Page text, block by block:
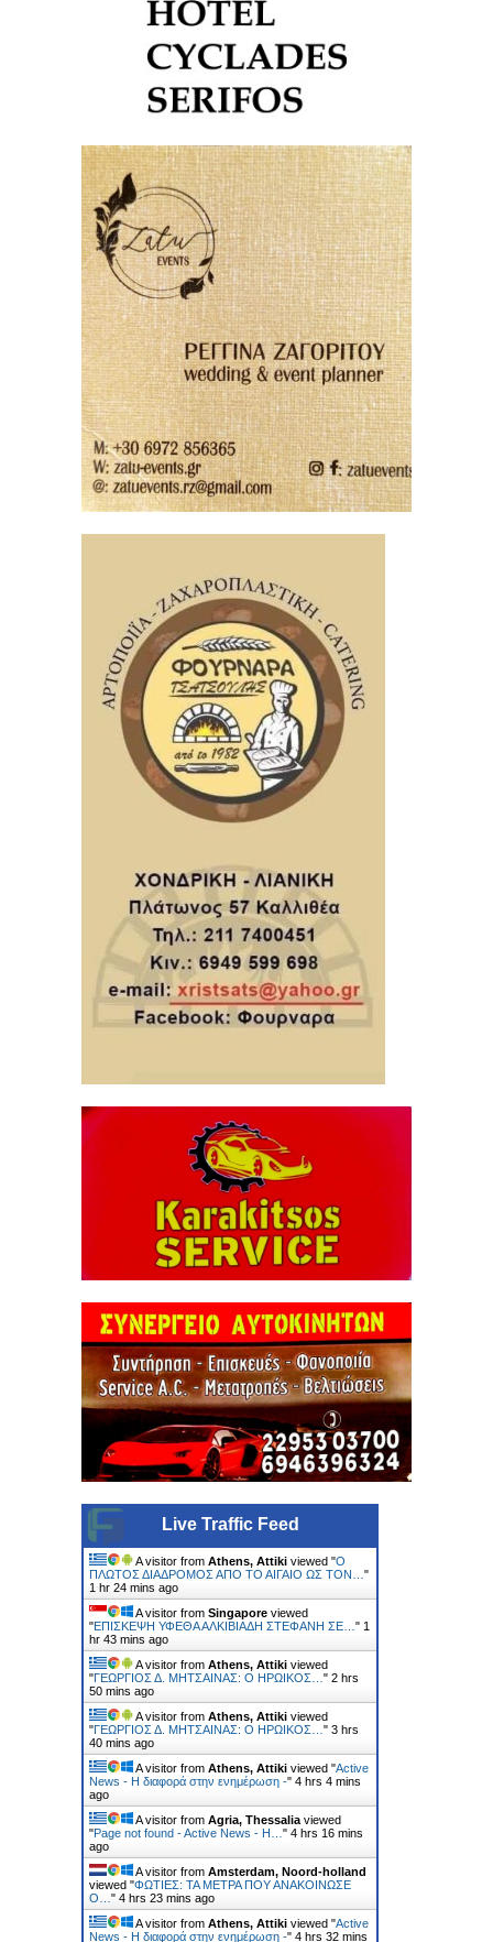
Live Traffic Feed
A visitor from Athens, Attiki viewed "Ο
ΠΛΩΤΟΣ ΔΙΑΔΡΟΜΟΣ ΑΠΟ ΤΟ ΑΙΓΑΙΟ ΩΣ ΤΟΝ… "
1 hr 24 mins ago
A visitor from Singapore viewed
"ΕΠΙΣΚΕΨΗ ΥΦΕΘΑ ΑΛΚΙΒΙΑΔΗ ΣΤΕΦΑΝΗ ΣΕ… " 1
hr 43 mins ago
A visitor from Athens, Attiki viewed
"ΓΕΩΡΓΙΟΣ Δ. ΜΗΤΣΑΙΝΑΣ: Ο ΗΡΩΙΚΟΣ… " 2 hrs
50 mins ago
A visitor from Athens, Attiki viewed
"ΓΕΩΡΓΙΟΣ Δ. ΜΗΤΣΑΙΝΑΣ: Ο ΗΡΩΙΚΟΣ… " 3 hrs
40 mins ago
A visitor from Athens, Attiki viewed "Active
News - Η διαφορά στην ενημέρωση -" 4 hrs 4 mins
ago
A visitor from Agria, Thessalia viewed
"Page not found - Active News - Η… " 4 hrs 17 mins
ago
A visitor from Amsterdam, Noord-holland
viewed "ΦΩΤΙΕΣ: ΤΑ ΜΕΤΡΑ ΠΟΥ ΑΝΑΚΟΙΝΩΣΕ
Ο… " 4 hrs 23 mins ago
A visitor from Athens, Attiki viewed "Active
News - Η διαφορά στην ενημέρωση -" 4 hrs 32 mins